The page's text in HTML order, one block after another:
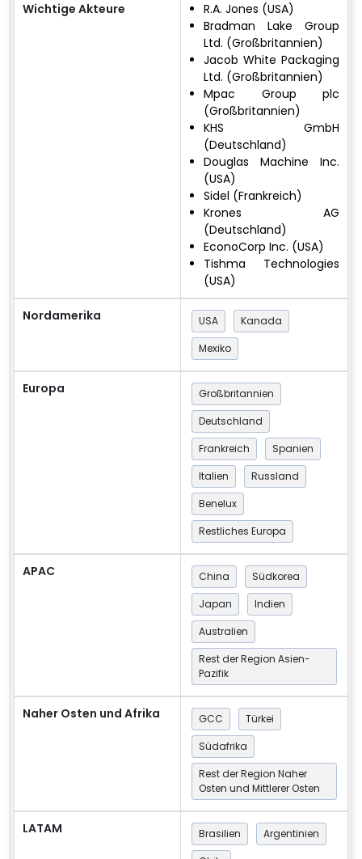
Wichtige Akteure
R.A. Jones (USA)
Bradman Lake Group
Ltd. (Großbritannien)
Jacob White Packaging
Ltd. (Großbritannien)
Mpac Group plc
(Großbritannien)
KHS GmbH
(Deutschland)
Douglas Machine Inc.
(USA)
Sidel (Frankreich)
Krones AG
(Deutschland)
EconoCorp Inc. (USA)
Tishma Technologies
(USA)
Nordamerika USA
Kanada
Mexiko
Europa
Großbritannien
Deutschland
Frankreich
Spanien
Italien
Russland
Benelux
Restliches Europa
APAC China
Südkorea
Japan
Indien
Australien
Rest der Region Asien-
Pazifik
Naher Osten und Afrika GCC
Türkei
Südafrika
Rest der Region Naher
Osten und Mittlerer Osten
LATAM Brasilien
Argentinien